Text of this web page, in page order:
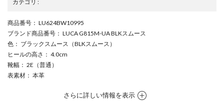
カテゴリ :
商品番号 ： LU624BW10995
ブランド商品番号 ： LUCA G815M-UA BLKスムース
色 ： ブラックスムース（BLKスムース）
ヒールの高さ ： 4.0cm
靴幅 ： 2E（普通）
表素材 ： 本革
さらに詳しい情報を表示